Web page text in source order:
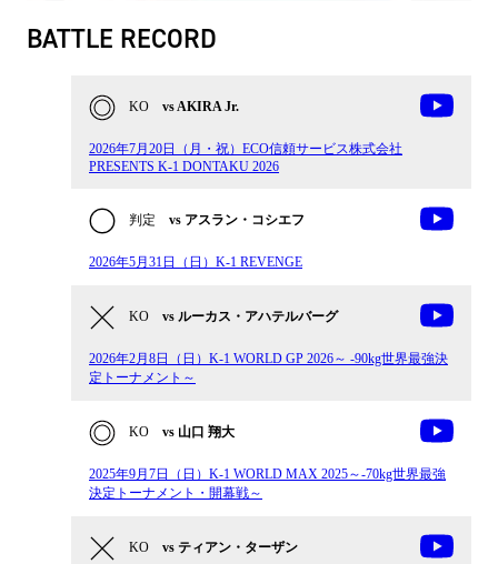
BATTLE RECORD
KO vs AKIRA Jr.
2026年7月20日（月・祝）ECO信頼サービス株式会社
PRESENTS K-1 DONTAKU 2026
判定 vs アスラン・コシエフ
2026年5月31日（日）K-1 REVENGE
KO vs ルーカス・アハテルバーグ
2026年2月8日（日）K-1 WORLD GP 2026～ -90kg世界最強決
定トーナメント～
KO vs 山口 翔大
2025年9月7日（日）K-1 WORLD MAX 2025～-70kg世界最強
決定トーナメント・開幕戦～
KO vs ティアン・ターザン